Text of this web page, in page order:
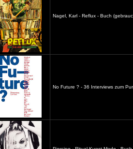
Nagel, Karl - Reflux - Buch
No Future ? - 36 Interviews zum